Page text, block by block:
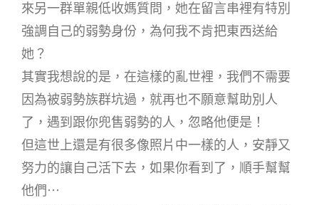
來另一群單親低收媽質問，她在留言串裡有特別
強調自己的弱勢身份，為何我不肯把東西送給
她？
其實我想說的是，在這樣的亂世裡，我們不需要
因為被弱勢族群坑過，就再也不願意幫助別人
了，遇到跟你兜售弱勢的人，忽略他便是！
但這世上還是有很多像照片中一樣的人，安靜又
努力的讓自己活下去，如果你看到了，順手幫幫
他們⋯